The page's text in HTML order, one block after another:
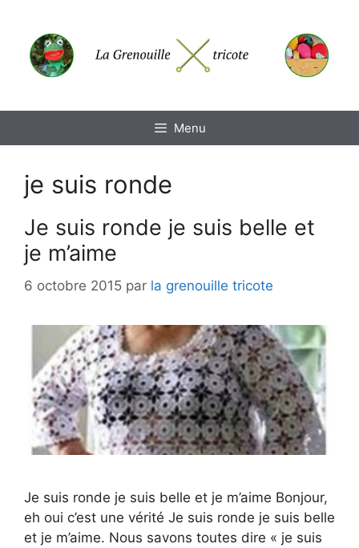
contenu
Menu
je suis ronde
Je suis ronde je suis belle et
je m’aime
6 octobre 2015 par la grenouille tricote
Je suis ronde je suis belle et je m’aime Bonjour,
eh oui c’est une vérité Je suis ronde je suis belle
et je m’aime. Nous savons toutes dire « je suis